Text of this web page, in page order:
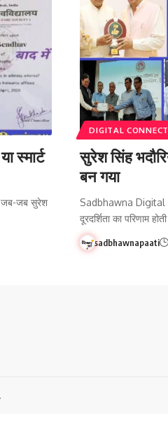
स्मार्ट
जब-जब सुरेश
DIGITAL CONNECT
सुरेश सिंह
बन गया
Sadbhawna Digital
दूरदर्शिता का परिणाम
sadbhawnapaati